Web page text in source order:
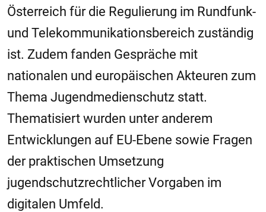
Österreich für die Regulierung im Rundfunk-
und Telekommunikationsbereich zuständig
ist. Zudem fanden Gespräche mit
nationalen und europäischen Akteuren zum
Thema Jugendmedienschutz statt.
Thematisiert wurden unter anderem
Entwicklungen auf EU-Ebene sowie Fragen
der praktischen Umsetzung
jugendschutzrechtlicher Vorgaben im
digitalen Umfeld.